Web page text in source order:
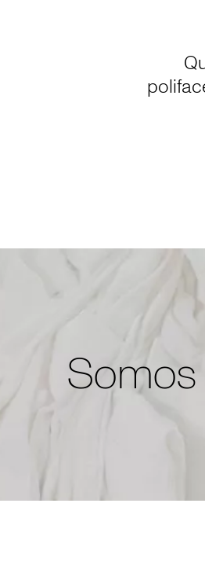
Somos